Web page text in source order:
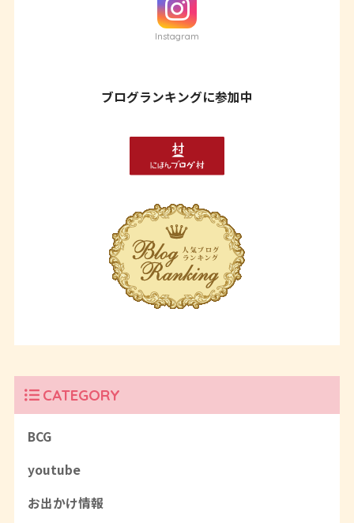
Instagram
ブログランキングに参加中
CATEGORY
BCG
youtube
お出かけ情報